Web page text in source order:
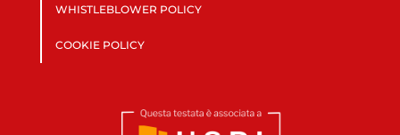
WHISTLEBLOWER POLICY
COOKIE POLICY